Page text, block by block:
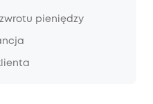
pieniędzy